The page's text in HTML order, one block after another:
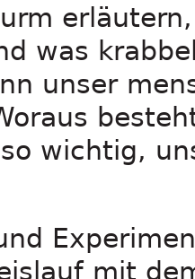
was
unser
wichtig,
mit